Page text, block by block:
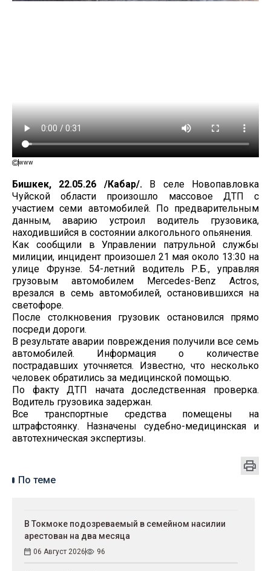
www
Бишкек, 22.05.26 /Кабар/. В селе Новопавловка
Чуйской области произошло массовое ДТП с
участием семи автомобилей. По предварительным
данным, аварию устроил водитель грузовика,
находившийся в состоянии алкогольного опьянения.
Как сообщили в Управлении патрульной службы
милиции, инцидент произошел 21 мая около 13:30 на
улице Фрунзе. 54-летний водитель Р.Б., управляя
грузовым автомобилем Mercedes-Benz Actros,
врезался в семь автомобилей, остановившихся на
светофоре.
После столкновения грузовик остановился прямо
посреди дороги.
В результате аварии повреждения получили все семь
автомобилей. Информация о количестве
пострадавших уточняется. Известно, что несколько
человек обратились за медицинской помощью.
По факту ДТП начата доследственная проверка.
Водитель грузовика задержан.
Все транспортные средства помещены на
штрафстоянку. Назначены судебно-медицинская и
автотехническая экспертизы.
По теме
В Токмоке подозреваемый в семейном насилии
арестован на два месяца
06 Август 2026 96